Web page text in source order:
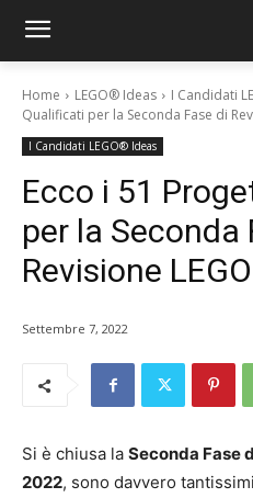
Home LEGO® Ideas I Candidati
Qualificati per la Seconda Fase di
I Candidati LEGO® Ideas
Ecco i 51
per la Seconda
Revisione
Settembre 7, 2022
Si è chiusa la Seconda Fase
2022, sono davvero